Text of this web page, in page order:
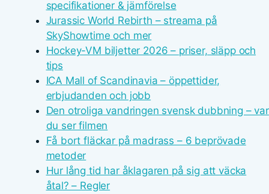
specifikationer & jämförelse
Jurassic World Rebirth – streama på
SkyShowtime och mer
Hockey-VM biljetter 2026 – priser, släpp och
tips
ICA Mall of Scandinavia – öppettider,
erbjudanden och jobb
Den otroliga vandringen svensk dubbning – var
du ser filmen
Få bort fläckar på madrass – 6 beprövade
metoder
Hur lång tid har åklagaren på sig att väcka
åtal? – Regler